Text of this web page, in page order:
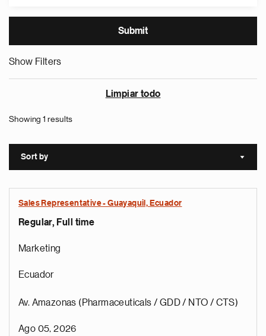
Show Filters
Limpiar todo
Showing 1 results
Sort by Sort
Sales Representative - Guayaquil, Ecuador
Regular, Full time
Marketing
Ecuador
Av. Amazonas (Pharmaceuticals / GDD / NTO / CTS)
Ago 05, 2026